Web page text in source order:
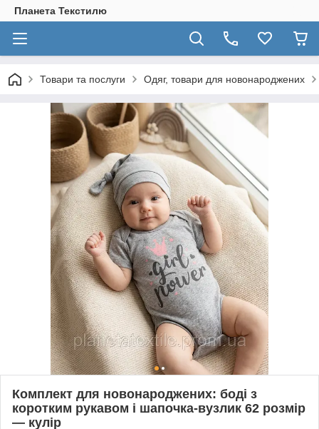
Планета Текстилю
Товари та послуги Одяг, товари для новонароджених
Комплект для новонароджених: боді з
коротким рукавом і шапочка-вузлик 62 розмір
— кулір